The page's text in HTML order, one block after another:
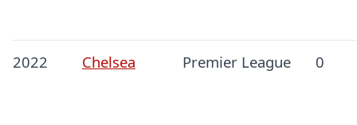
2022 Chelsea Premier League 0